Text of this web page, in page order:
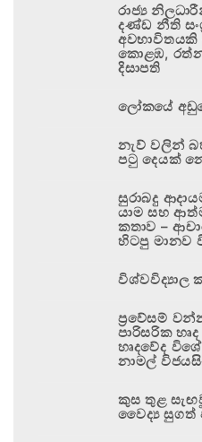
රාජ්‍ය
දණ්ඩ නීති
කොළඹ,
දිසාපති
ලෝකයේ
නැව් වලින්
පටු දෙයක්
සුරාබදු
යාම සහ
කතාව –
හිටපු මානව
ප්‍රවේසම්
පාරිසරික
හෘදවේද
නාමල්
කුස තුළ
වෛද්‍ය සුගත්